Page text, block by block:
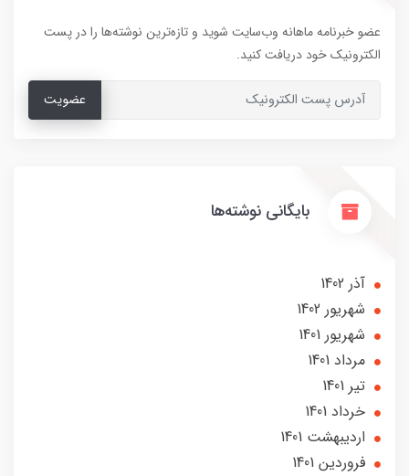
عضو خبرنامه ماهانه وب‌سایت شوید و تازه‌ترین نوشته‌ها را در پست
الکترونیک خود دریافت کنید.
عضویت
بایگانی نوشته‌ها
آذر 1402
شهریور 1402
شهریور 1401
مرداد 1401
تير 1401
خرداد 1401
ارديبهشت 1401
فروردین 1401